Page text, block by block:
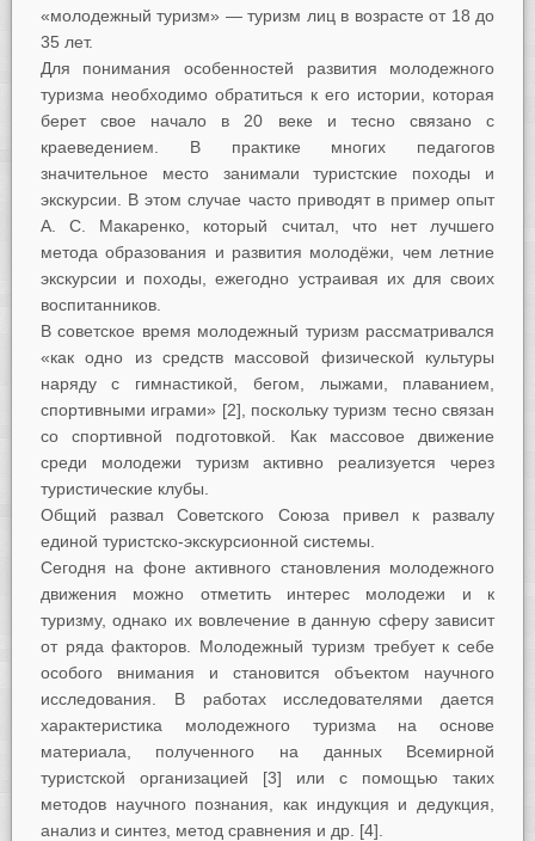
«молодежный туризм» — туризм лиц в возрасте от 18 до
35 лет.
Для понимания особенностей развития молодежного
туризма необходимо обратиться к его истории, которая
берет свое начало в 20 веке и тесно связано с
краеведением. В практике многих педагогов
значительное место занимали туристские походы и
экскурсии. В этом случае часто приводят в пример опыт
А. С. Макаренко, который считал, что нет лучшего
метода образования и развития молодёжи, чем летние
экскурсии и походы, ежегодно устраивая их для своих
воспитанников.
В советское время молодежный туризм рассматривался
«как одно из средств массовой физической культуры
наряду с гимнастикой, бегом, лыжами, плаванием,
спортивными играми» [2], поскольку туризм тесно связан
со спортивной подготовкой. Как массовое движение
среди молодежи туризм активно реализуется через
туристические клубы.
Общий развал Советского Союза привел к развалу
единой туристско-экскурсионной системы.
Сегодня на фоне активного становления молодежного
движения можно отметить интерес молодежи и к
туризму, однако их вовлечение в данную сферу зависит
от ряда факторов. Молодежный туризм требует к себе
особого внимания и становится объектом научного
исследования. В работах исследователями дается
характеристика молодежного туризма на основе
материала, полученного на данных Всемирной
туристской организацией [3] или с помощью таких
методов научного познания, как индукция и дедукция,
анализ и синтез, метод сравнения и др. [4].